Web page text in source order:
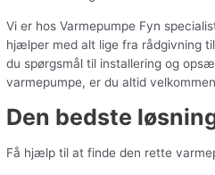
Vi er hos Varmepumpe Fyn
hjælper med alt lige fra rådgivning
du spørgsmål til installering og
varmepumpe, er du altid
Den bedste
Få hjælp til at finde den rette